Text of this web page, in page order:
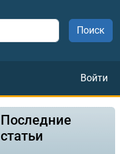
Войти
Последние
статьи